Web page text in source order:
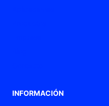
INFORMACIÓN